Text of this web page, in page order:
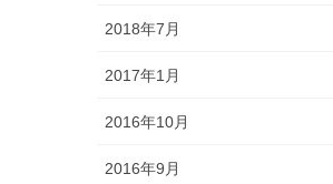
2018年7月
2017年1月
2016年10月
2016年9月